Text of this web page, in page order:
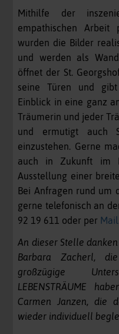
Mithilfe der
empathischen Arbeit
wurden die Bilder
und werden als
öffnet der St.
seine Türen und
Einblick in eine ganz
Träumerin und jeder
und ermutigt auch
einzustehen. Gerne
auch in Zukunft im
Ausstellung einer
Bei Anfragen rund um
gerne telefonisch an
92 19 611 oder per Mail.
An dieser Stelle
Barbara Zacherl,
großzügige
LEBENSTRÄUME
Carmen Janzen, die
wieder individuell